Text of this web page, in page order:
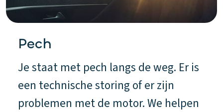
Pech
Je staat met pech langs de weg. Er is
een technische storing of er zijn
problemen met de motor. We helpen